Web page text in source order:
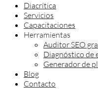
Diacrítica
Servicios
Capacitaciones
Herramientas
Auditor SEO
Diagnóstico de
Generador de
Blog
Contacto